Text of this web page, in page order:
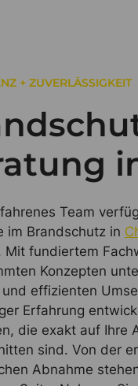
+ ZUVERLÄSSIGKEIT
Team
im Brandschutz in
Mit fundiertem
Konzepten
effizienten
Erfahrung
die exakt auf Ihre
sind. Von der
Abnahme